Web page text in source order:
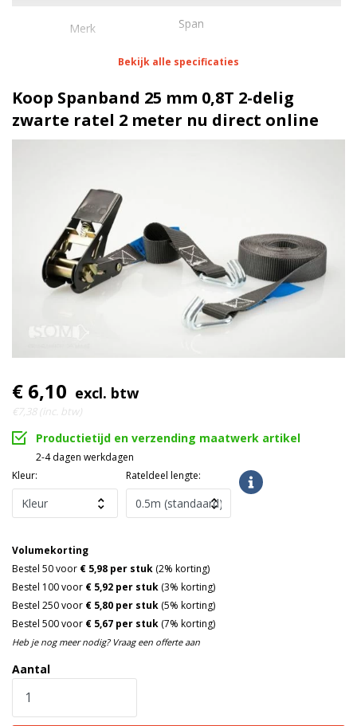
Merk Span
zwarte ratel 2 meter
Lengte 1 meter
Stf
Haak Spitshaak
Ratel Hobbyratel zwart | 0,8 Ton
Bekijk alle specificaties
Koop Spanband 25 mm 0,8T 2-delig
zwarte ratel 2 meter nu direct online
€ 6,10 excl. btw
€7,38 (inc. btw)
Productietijd en verzending maatwerk artikel
2-4 dagen werkdagen
Kleur:
Rateldeel lengte:
Aantal
Volumekorting
Bestel 50 voor € 5,98 per stuk (2% korting)
Bestel 100 voor € 5,92 per stuk (3% korting)
Bestel 250 voor € 5,80 per stuk (5% korting)
Bestel 500 voor € 5,67 per stuk (7% korting)
Heb je nog meer nodig? Vraag een offerte aan